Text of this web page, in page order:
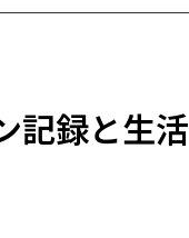
記録と生活